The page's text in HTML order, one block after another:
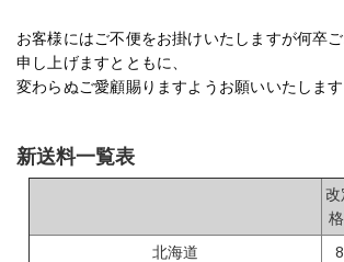
お客様にはご不便をお掛けいたしますが何卒
申し上げますとともに、
変わらぬご愛顧賜りますようお願いいたします
新送料一覧表
改
北海道